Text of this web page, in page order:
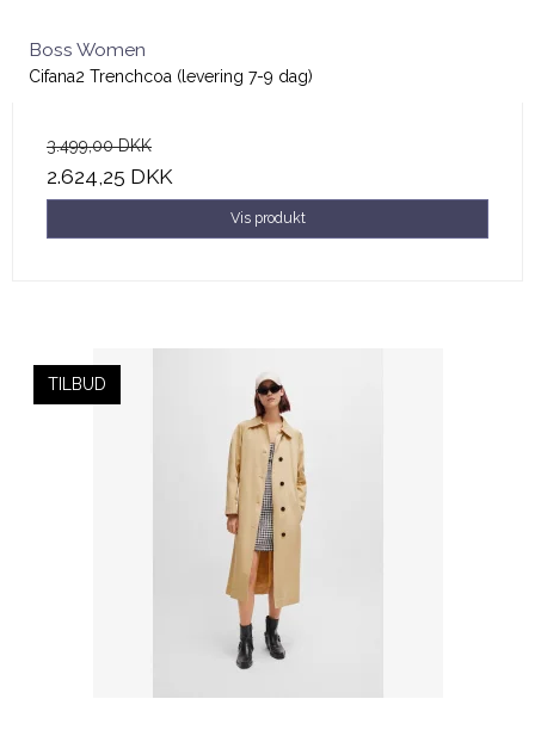
Boss Women
Cifana2 Trenchcoa (levering 7-9 dag)
3.499,00 DKK
2.624,25 DKK
Vis produkt
TILBUD